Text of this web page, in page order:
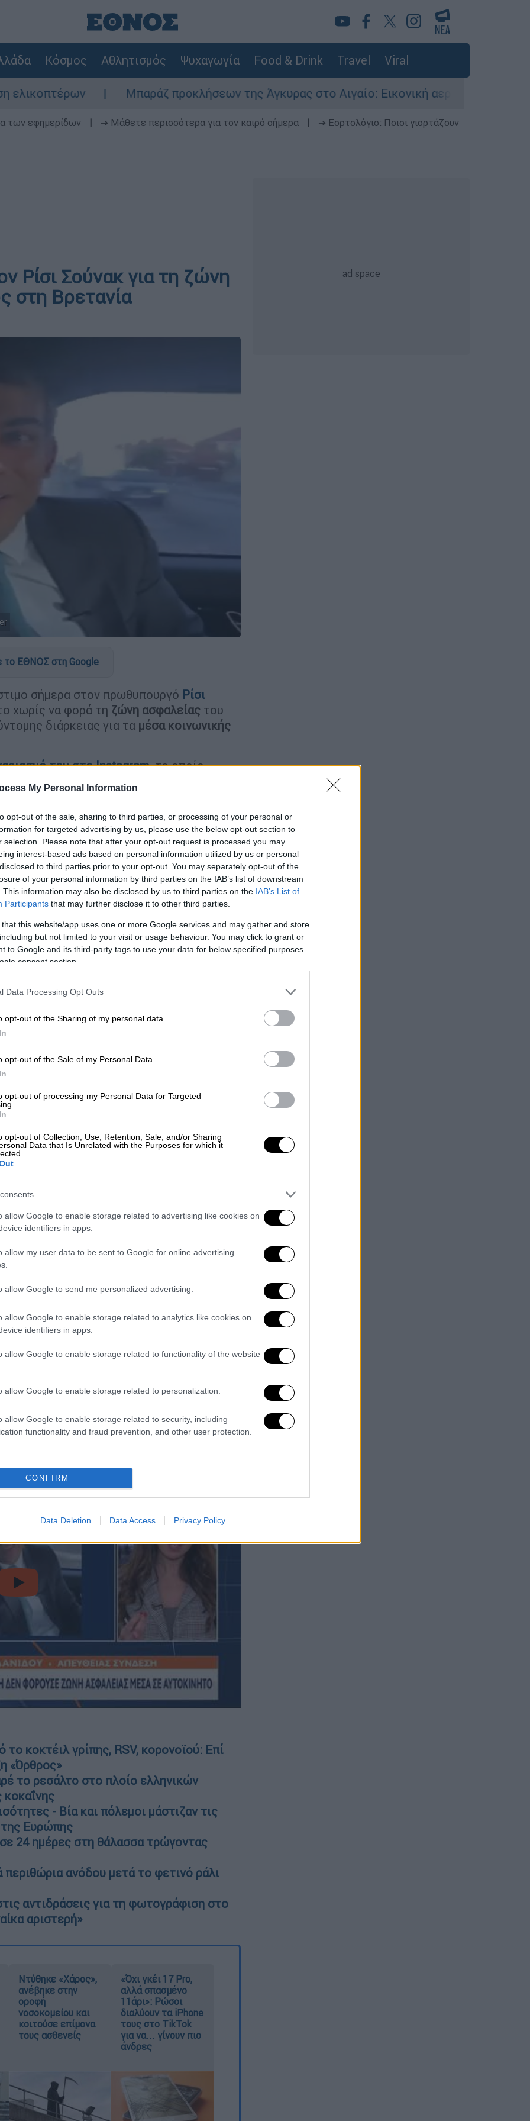
My Personal Information
opt-out of the sale, sharing to third parties, or processing of your personal or
for targeted advertising by us, please use the below opt-out section to
selection. Please note that after your opt-out request is processed you may
interest-based ads based on personal information utilized by us or personal
to third parties prior to your opt-out. You may separately opt-out of the
of your personal information by third parties on the IAB’s list of downstream
This information may also be disclosed by us to third parties on the IAB’s List of
Participants that may further disclose it to other third parties.
that this website/app uses one or more Google services and may gather and store
but not limited to your visit or usage behaviour. You may click to grant or
to Google and its third-party tags to use your data for below specified purposes
consent section.
Data Processing Opt Outs
opt-out of the Sharing of my personal data.
opt-out of the Sale of my Personal Data.
opt-out of processing my Personal Data for Targeted
opt-out of Collection, Use, Retention, Sale, and/or Sharing
Data that Is Unrelated with the Purposes for which it
allow Google to enable storage related to advertising like cookies on
identifiers in apps.
allow my user data to be sent to Google for online advertising
allow Google to send me personalized advertising.
allow Google to enable storage related to analytics like cookies on
identifiers in apps.
allow Google to enable storage related to functionality of the website
allow Google to enable storage related to personalization.
allow Google to enable storage related to security, including
functionality and fraud prevention, and other user protection.
CONFIRM
Data Deletion Data Access Privacy Policy
Κόσμος Αθλητισμός Ψυχαγωγία Food & Drink Travel Viral
Μπαράζ προκλήσεων της Άγκυρας στο Αιγαίο: Εικονική αερομαχία ανάμεσα σε
των εφημερίδων ➔ Μάθετε περισσότερα για τον καιρό σήμερα
➔ Εορτολόγιο: Ποιοι γιορτάζουν
Ρίσι Σούνακ για τη ζώνη
στη Βρετανία
το ΕΘΝΟΣ στη Google
σήμερα στον πρωθυπουργό Ρίσι
χωρίς να φορά τη ζώνη ασφαλείας του
διάρκειας για τα μέσα κοινωνικής
του στοInstagram,το οποίο
κυβέρνησης μιλά με
εξισορρόπησης, καθισμένος στο
φορά τη ζώνη ασφαλείας του, ενώ
γι αυτό που αποκάλεσε "μικρό λαθάκι,
μέσα κοινωνικής δικτύωσης που δείχνει
ενώ επέβαινε σε αυτοκίνητο που
κλήση (FPN) για έναν 42χρονο άνδρα
ήταν ένα λάθος και ζήτησε συγγνώμη.
αντέδρασε εκπρόσωπος της
χρήση ζώνης ασφαλείας ως επιβάτης
(114,2 ευρώ) και μπορεί να
η υπόθεση παραπεμφθεί στο
παίρνει πρόστιμο.Όταν ήταν
του επιβλήθηκε πρόστιμο για το
παρίστατο σε μια συγκέντρωση για τα
τους κανονισμούς κατά της Covid.
video
κοκτέιλ γρίπης, RSV, κορονοϊού: Επί
«Όρθρος»
το ρεσάλτο στο πλοίο ελληνικών
- Βία και πόλεμοι μάστιζαν τις
της Ευρώπης
24 ημέρες στη θάλασσα τρώγοντας
ανόδου μετά το φετινό ράλι
αντιδράσεις για τη φωτογράφιση στο
αριστερή»
Ντύθηκε «Χάρος»,
ανέβηκε στην
οροφή
νοσοκομείου και
κοιτούσε επίμονα
τους ασθενείς
«Όχι γκέι 17 Pro,
αλλά σπασμένο
11άρι»: Ρώσοι
διαλύουν τα iPhone
τους στο TikTok
για να... γίνουν πιο
άνδρες